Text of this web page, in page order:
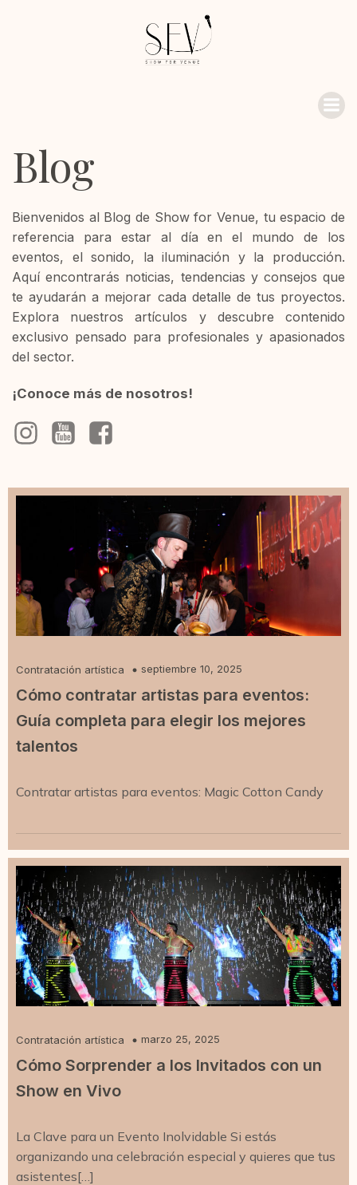
Blog
Bienvenidos al Blog de Show for Venue, tu espacio de
referencia para estar al día en el mundo de los
eventos, el sonido, la iluminación y la producción.
Aquí encontrarás noticias, tendencias y consejos que
te ayudarán a mejorar cada detalle de tus proyectos.
Explora nuestros artículos y descubre contenido
exclusivo pensado para profesionales y apasionados
del sector.
¡Conoce más de nosotros!
Contratación artística septiembre 10, 2025
Cómo contratar artistas para eventos:
Guía completa para elegir los mejores
talentos
Contratar artistas para eventos: Magic Cotton Candy
Contratación artística marzo 25, 2025
Cómo Sorprender a los Invitados con un
Show en Vivo
La Clave para un Evento Inolvidable Si estás
organizando una celebración especial y quieres que tus
asistentes[…]